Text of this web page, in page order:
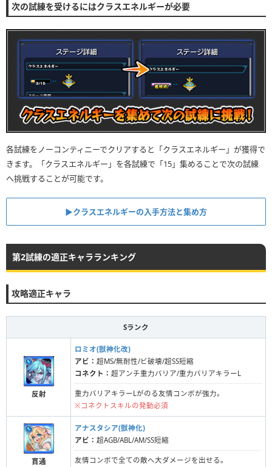
次の試練を受けるにはクラスエネルギーが必要
各試練をノーコンティニーでクリアすると「クラスエネルギー」が獲得で
きます。「クラスエネルギー」を各試練で「15」集めることで次の試練
へ挑戦することが可能です。
▶︎クラスエネルギーの入手方法と集め方
第2試練の適正キャラランキング
攻略適正キャラ
Sランク
反射
ロミオ(獣神化改)
アビ： 超MS/無耐性/ビ破壊/超SS短縮
コネクト： 超アンチ重力バリア/重力バリアキラーL
重力バリアキラーLがのる友情コンボが強力。
※コネクトスキルの発動必須
貫通
アナスタシア(獣神化)
アビ： 超AGB/ABL/AM/SS短縮
友情コンボで全ての敵へ大ダメージを出せる。